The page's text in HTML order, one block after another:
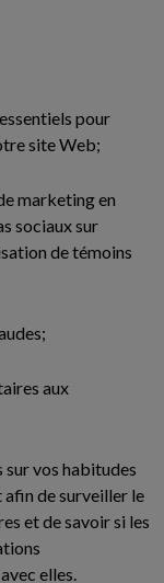
pour
site Web;
marketing en
sociaux sur
de témoins
aux
sur vos habitudes
afin de surveiller le
et de savoir si les
elles.